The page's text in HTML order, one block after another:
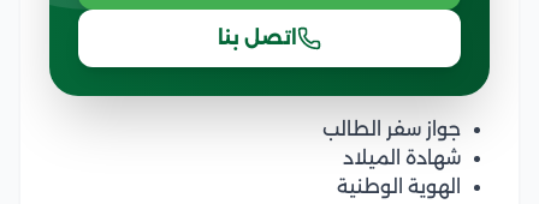
اتصل بنا
جواز سفر الطالب
شهادة الميلاد
الهوية الوطنية